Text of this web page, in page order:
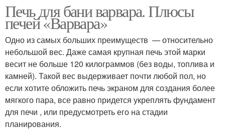
Печь для бани варвара. Плюсы
печей «Варвара»
Одно из самых больших преимуществ — относительно
небольшой вес. Даже самая крупная печь этой марки
весит не больше 120 килограммов (без воды, топлива и
камней). Такой вес выдерживает почти любой пол, но
если хотите обложить печь экраном для создания более
мягкого пара, все равно придется укреплять фундамент
для печи , или предусмотреть его на стадии
планирования.